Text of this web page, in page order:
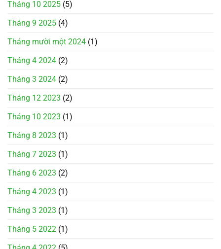
Tháng 10 2025 (5)
Tháng 9 2025 (4)
Tháng mười một 2024 (1)
Tháng 4 2024 (2)
Tháng 3 2024 (2)
Tháng 12 2023 (2)
Tháng 10 2023 (1)
Tháng 8 2023 (1)
Tháng 7 2023 (1)
Tháng 6 2023 (2)
Tháng 4 2023 (1)
Tháng 3 2023 (1)
Tháng 5 2022 (1)